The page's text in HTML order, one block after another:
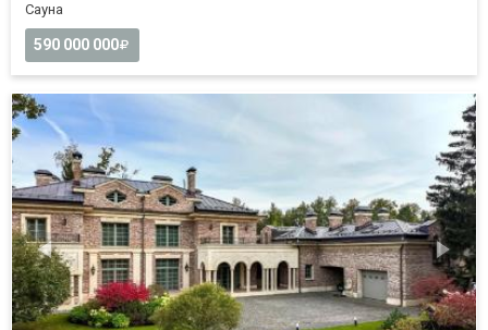
Cауна
590 000 000